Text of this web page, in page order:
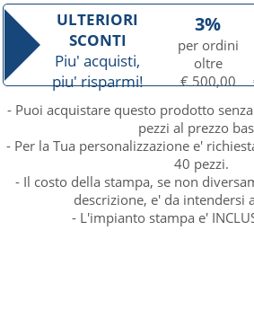
ULTERIORI
SCONTI
Piu' acquisti,
piu' risparmi!
3%
per ordini
oltre
€ 500,00
- Puoi acquistare questo prodotto
pezzi al prezzo
- Per la Tua personalizzazione e'
40 pezzi.
- Il costo della stampa, se non
descrizione, e' da intendersi
- L'impianto stampa e'